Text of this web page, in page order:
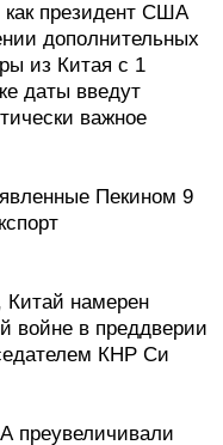
как президент США
дополнительных
из Китая с 1
даты введут
важное
Пекином 9
Китай намерен
войне в преддверии
КНР Си
преувеличивали